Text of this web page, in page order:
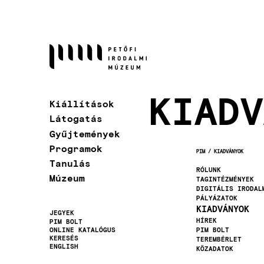
Kiállítások
Látogatás
Gyűjtemények
Programok
Tanulás
Múzeum
Másodlagos
navigáció
JEGYEK
PIM BOLT
ONLINE KATALÓGUS
KERESÉS
ENGLISH
PIM KIADVÁNYOK
RÓLUNK
TAGINTÉZMÉNYEK
DIGITÁLIS
PÁLYÁZATOK
KIADVÁNYOK
HÍREK
PIM BOLT
TEREMBÉRLET
KÖZADATOK